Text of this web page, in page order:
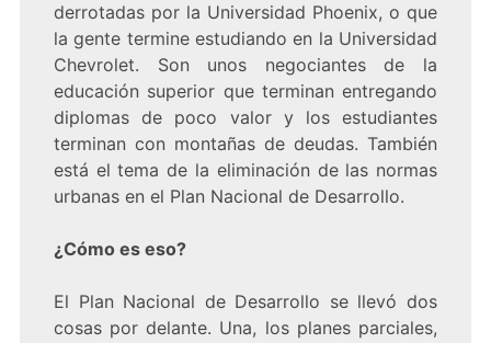
derrotadas por la Universidad Phoenix, o que
la gente termine estudiando en la Universidad
Chevrolet. Son unos negociantes de la
educación superior que terminan entregando
diplomas de poco valor y los estudiantes
terminan con montañas de deudas. También
está el tema de la eliminación de las normas
urbanas en el Plan Nacional de Desarrollo.
¿Cómo es eso?
El Plan Nacional de Desarrollo se llevó dos
cosas por delante. Una, los planes parciales,